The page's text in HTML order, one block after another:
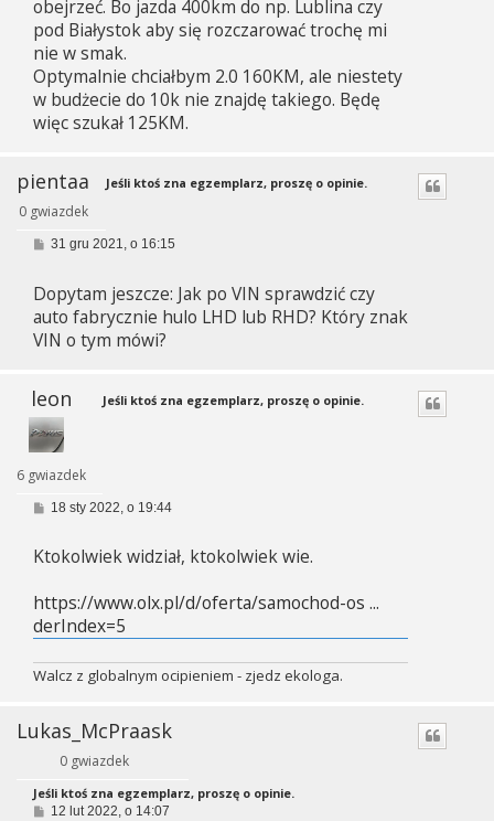
obejrzeć. Bo jazda 400km do np. Lublina czy
pod Białystok aby się rozczarować trochę mi
nie w smak.
Optymalnie chciałbym 2.0 160KM, ale niestety
w budżecie do 10k nie znajdę takiego. Będę
więc szukał 125KM.
pientaa
0 gwiazdek
Jeśli ktoś zna egzemplarz, proszę o opinie.
P
t
31 gru 2021, o 16:15
Dopytam jeszcze: Jak po VIN sprawdzić czy
auto fabrycznie hulo LHD lub RHD? Który znak
VIN o tym mówi?
leon
6 gwiazdek
Jeśli ktoś zna egzemplarz, proszę o opinie.
P
t
18 sty 2022, o 19:44
Ktokolwiek widział, ktokolwiek wie.
https://www.olx.pl/d/oferta/samochod-os ...
derIndex=5
Walcz z globalnym ocipieniem - zjedz ekologa.
Lukas_McPraask
0 gwiazdek
Jeśli ktoś zna egzemplarz, proszę o opinie.
P12 lut 2022, o 14:07